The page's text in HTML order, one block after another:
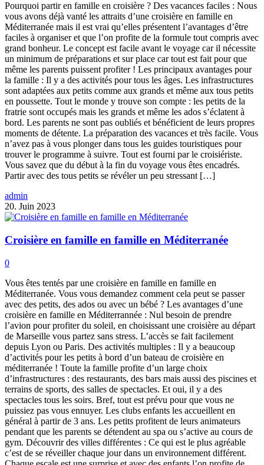
Pourquoi partir en famille en croisière ? Des vacances faciles : Nous
vous avons déjà vanté les attraits d’une croisière en famille en
Méditerranée mais il est vrai qu’elles présentent l’avantages d’être
faciles à organiser et que l’on profite de la formule tout compris avec
grand bonheur. Le concept est facile avant le voyage car il nécessite
un minimum de préparations et sur place car tout est fait pour que
même les parents puissent profiter ! Les principaux avantages pour
la famille : Il y a des activités pour tous les âges. Les infrastructures
sont adaptées aux petits comme aux grands et même aux tous petits
en poussette. Tout le monde y trouve son compte : les petits de la
fratrie sont occupés mais les grands et même les ados s’éclatent à
bord. Les parents ne sont pas oubliés et bénéficient de leurs propres
moments de détente. La préparation des vacances et très facile. Vous
n’avez pas à vous plonger dans tous les guides touristiques pour
trouver le programme à suivre. Tout est fourni par le croisiériste.
Vous savez que du début à la fin du voyage vous êtes encadrés.
Partir avec des tous petits se révéler un peu stressant […]
admin
20. Juin 2023
Croisière en famille en famille en Méditerranée
0
Vous êtes tentés par une croisière en famille en famille en
Méditerranée. Vous vous demandez comment cela peut se passer
avec des petits, des ados ou avec un bébé ? Les avantages d’une
croisière en famille en Méditerrannée : Nul besoin de prendre
l’avion pour profiter du soleil, en choisissant une croisière au départ
de Marseille vous partez sans stress. L’accès se fait facilement
depuis Lyon ou Paris. Des activités multiples : Il y a beaucoup
d’activités pour les petits à bord d’un bateau de croisière en
méditerranée ! Toute la famille profite d’un large choix
d’infrastructures : des restaurants, des bars mais aussi des piscines et
terrains de sports, des salles de spectacles. Et oui, il y a des
spectacles tous les soirs. Bref, tout est prévu pour que vous ne
puissiez pas vous ennuyer. Les clubs enfants les accueillent en
général à partir de 3 ans. Les petits profitent de leurs animateurs
pendant que les parents se détendent au spa ou s’active au cours de
gym. Découvrir des villes différentes : Ce qui est le plus agréable
c’est de se réveiller chaque jour dans un environnement différent.